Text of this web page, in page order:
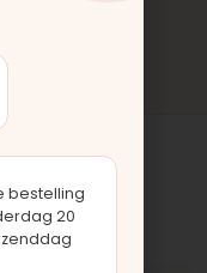
bestelling
20